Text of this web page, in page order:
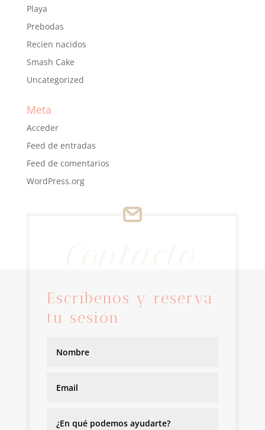
Playa
Prebodas
Recien nacidos
Smash Cake
Uncategorized
Meta
Acceder
Feed de entradas
Feed de comentarios
WordPress.org
Contacto
Escríbenos y reserva
tu sesión